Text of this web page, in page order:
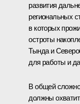
развития
региональных
в которых
остроты
Тында и
для работы и
В общей
должны